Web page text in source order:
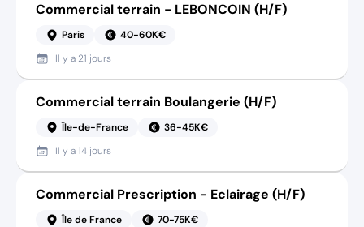
Commercial terrain - LEBONCOIN (H/F)
Paris
40-60K€
Il y a 21 jours
Commercial terrain Boulangerie (H/F)
Île-de-France
36-45K€
Il y a14 jours
Commercial Prescription - Eclairage (H/F)
Île de France
70-75K€